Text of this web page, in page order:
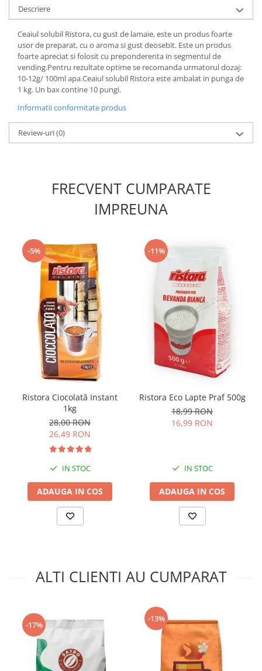
Descriere
Ceaiul solubil Ristora, cu gust de lamaie, este un produs foarte
usor de preparat, cu o aroma si gust deosebit. Este un produs
foarte apreciat si folosit cu preponderenta in segmentul de
vending.Pentru rezultate optime se recomanda urmatorul dozaj:
10-12g/ 100ml apa.Ceaiul solubil Ristora este ambalat in punga de
1 kg. Un bax contine 10 pungi.
Informatii conformitate produs
Review-uri(0)
FRECVENT CUMPARATE
IMPREUNA
-5%
Ristora Ciocolată Instant
1kg
28,00 RON
26,49 RON
IN STOC
ADAUGA IN COS
-11%
Ristora Eco Lapte Praf 500g
18,99 RON
16,99 RON
IN STOC
ADAUGA IN COS
ALTI CLIENTI AU CUMPARAT
-17%
-13%